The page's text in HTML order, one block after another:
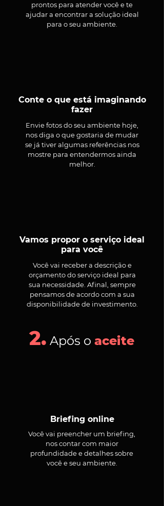
prontos para atender você e te
ajudar a encontrar a solução ideal
para o seu ambiente.
Conte o que está imaginando
fazer
Envie fotos do seu ambiente hoje,
nos diga o que gostaria de mudar
se já tiver algumas referências nos
mostre para entendermos ainda
melhor.
Vamos propor o serviço ideal
para você
Você vai receber a descrição e
orçamento do serviço ideal para
sua necessidade. Afinal, sempre
pensamos de acordo com a sua
disponibilidade de investimento.
2. Após o aceite
Briefing online
Você vai preencher um briefing,
nos contar com maior
profundidade e detalhes sobre
você e seu ambiente.